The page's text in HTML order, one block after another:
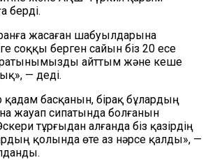
берді.
жасаған шабуылдарына
соққы берген сайын біз 20 есе
айттым және кеше
— деді.
қадам басқанын, бірақ бұлардың
жауап сипатында болғанын
тұрғыдан алғанда біз қазірдің
қолында өте аз нәрсе қалды», —